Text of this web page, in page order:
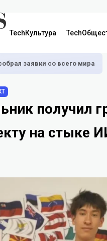
TechКультура
заявки со всего мира
получил
на стыке